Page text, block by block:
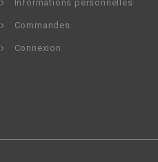
Informations personnelles
Commandes
Connexion